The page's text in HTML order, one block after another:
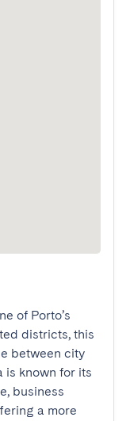
of Porto’s
districts, this
between city
is known for its
business
a more